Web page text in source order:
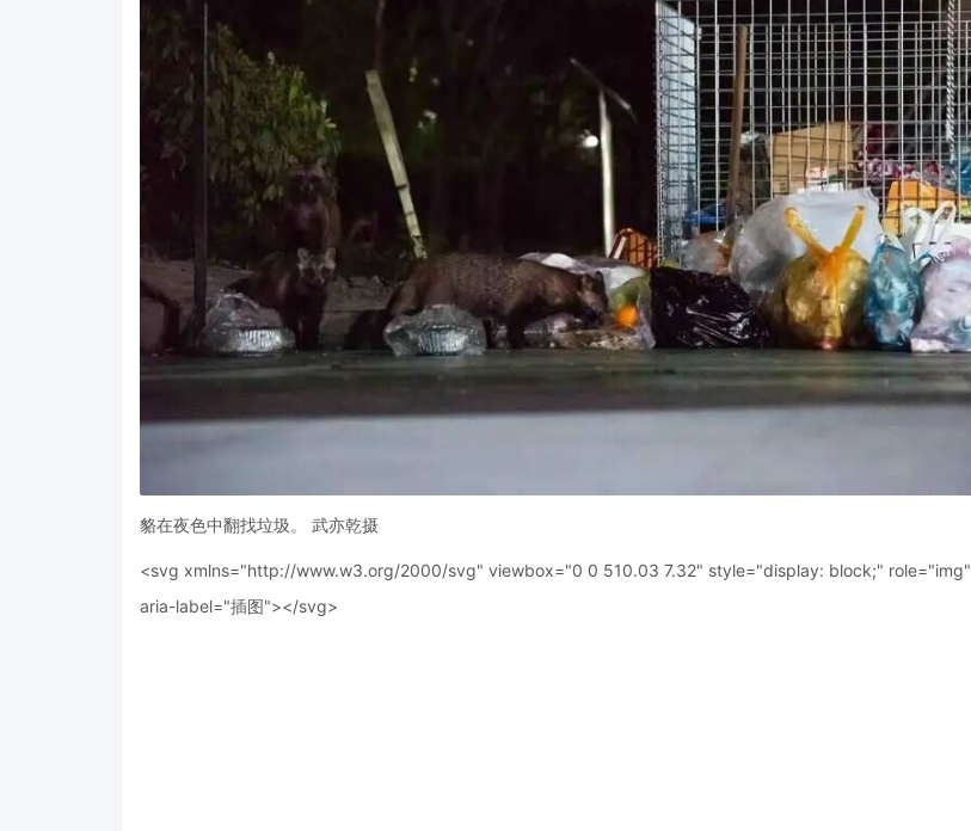
貉在夜色中翻找垃圾。 武亦乾摄
<svg xmlns="http://www.w3.org/2000/svg" viewbox="0 0 510.03 7.32" style="display: block;" role="img"
aria-label="插图"></svg>